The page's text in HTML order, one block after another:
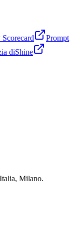
Prompt
diShine
Milano.